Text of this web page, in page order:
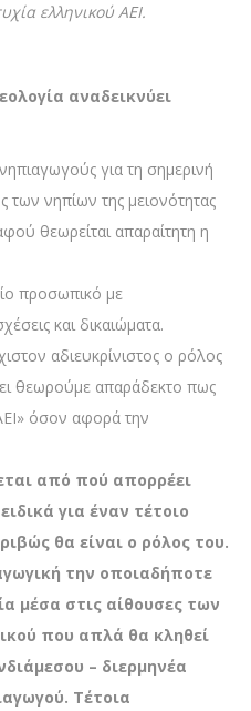
ελληνικού ΑΕΙ.
αναδεικνύει
για τη σημερινή
των νηπίων της μειονότητας
θεωρείται απαραίτητη η
προσωπικό με
και δικαιώματα.
αδιευκρίνιστος ο ρόλος
θεωρούμε απαράδεκτο πως
όσον αφορά την
από πού απορρέει
για έναν τέτοιο
θα είναι ο ρόλος του.
την οποιαδήποτε
μέσα στις αίθουσες των
που απλά θα κληθεί
– διερμηνέα
Τέτοια